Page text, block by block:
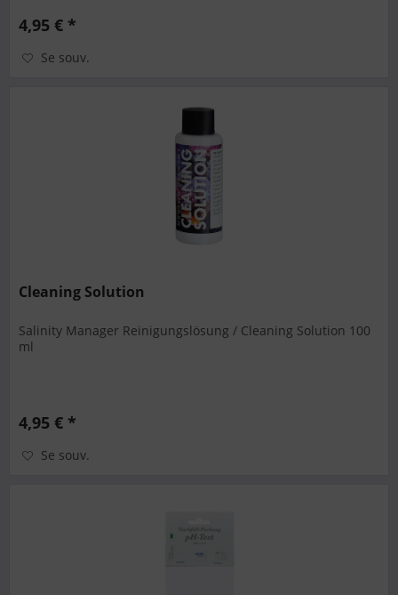
4,95 € *
Se souv.
Cleaning Solution
Salinity Manager Reinigungslösung / Cleaning Solution 100
ml
4,95 € *
Se souv.